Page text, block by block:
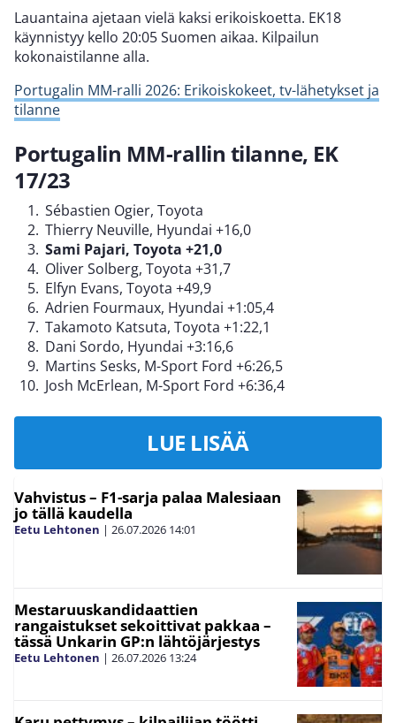
Lauantaina ajetaan vielä kaksi erikoiskoetta. EK18
käynnistyy kello 20:05 Suomen aikaa. Kilpailun
kokonaistilanne alla.
Portugalin MM-ralli 2026: Erikoiskokeet, tv-lähetykset ja
tilanne
Portugalin MM-rallin tilanne, EK
17/23
Sébastien Ogier, Toyota
Thierry Neuville, Hyundai +16,0
Sami Pajari, Toyota +21,0
Oliver Solberg, Toyota +31,7
Elfyn Evans, Toyota +49,9
Adrien Fourmaux, Hyundai +1:05,4
Takamoto Katsuta, Toyota +1:22,1
Dani Sordo, Hyundai +3:16,6
Martins Sesks, M-Sport Ford +6:26,5
Josh McErlean, M-Sport Ford +6:36,4
LUE LISÄÄ
Vahvistus – F1-sarja palaa Malesiaan
jo tällä kaudella
Eetu Lehtonen | 26.07.2026 14:01
Mestaruuskandidaattien
rangaistukset sekoittivat pakkaa –
tässä Unkarin GP:n lähtöjärjestys
Eetu Lehtonen | 26.07.2026 13:24